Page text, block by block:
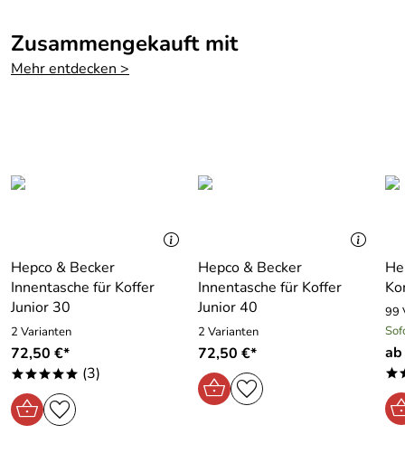
Georg
****o
Verifizierte Bewertung
Bewertungsdatum: 08.03.2011
Zusammengekauft mit
Mehr entdecken >
Hepco & Becker
Innentasche für Koffer
Junior 30
2 Varianten
72,50 €*
***** (3)
Hepco & Becker
Innentasche für Koffer
Junior 40
2 Varianten
72,50 €*
99